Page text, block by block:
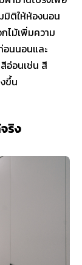
มิติให้ห้องนอน
ไม้เพิ่มความ
อนนอนและ
อ่อนเช่น สี
ขึ้น
ริง